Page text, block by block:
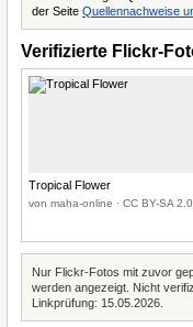
der Seite Quellennachweise
Verifizierte Flickr-
Tropical Flower
von maha-online · CC BY-SA 2.0
Nur Flickr-Fotos mit zuvor
werden angezeigt. Nicht
Linkprüfung: 15.05.2026.